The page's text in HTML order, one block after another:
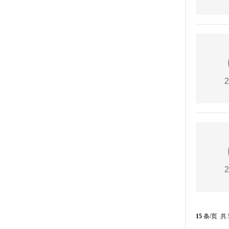
15 条/页 共